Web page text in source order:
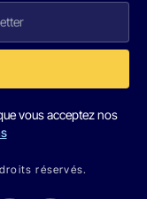
vous acceptez nos
réservés.